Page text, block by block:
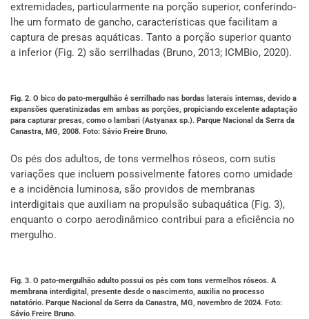
extremidades, particularmente na porção superior, conferindo-
lhe um formato de gancho, características que facilitam a
captura de presas aquáticas. Tanto a porção superior quanto
a inferior (Fig. 2) são serrilhadas (Bruno, 2013; ICMBio, 2020).
Fig. 2. O bico do pato-mergulhão é serrilhado nas bordas laterais internas, devido a
expansões queratinizadas em ambas as porções, propiciando excelente adaptação
para capturar presas, como o lambari (Astyanax sp.). Parque Nacional da Serra da
Canastra, MG, 2008. Foto: Sávio Freire Bruno.
Os pés dos adultos, de tons vermelhos róseos, com sutis
variações que incluem possivelmente fatores como umidade
e a incidência luminosa, são providos de membranas
interdigitais que auxiliam na propulsão subaquática (Fig. 3),
enquanto o corpo aerodinâmico contribui para a eficiência no
mergulho.
Fig. 3. O pato-mergulhão adulto possui os pés com tons vermelhos róseos. A
membrana interdigital, presente desde o nascimento, auxilia no processo
natatório. Parque Nacional da Serra da Canastra, MG, novembro de 2024. Foto:
Sávio Freire Bruno.